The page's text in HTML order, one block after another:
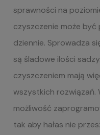
sprawności na
czyszczenie może
dziennie. Sprowadza
są śladowe ilości
czyszczeniem mają
wszystkich rozwiązań.
możliwość
tak aby hałas nie